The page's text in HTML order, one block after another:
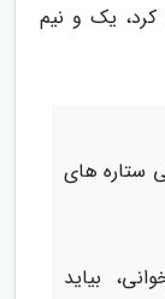
کرد، یک و نیم
ستاره های
بیاید